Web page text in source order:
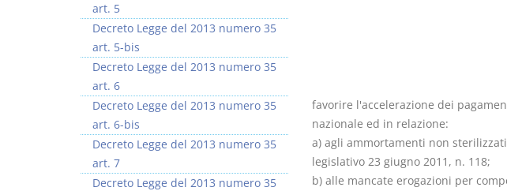
favorire l'accelerazione dei
nazionale ed in relazione:
a) agli ammortamenti non
legislativo 23 giugno 2011, n. 118;
b) alle mancate erogazioni per
art. 5
Decreto Legge del 2013 numero 35
art. 5-bis
Decreto Legge del 2013 numero 35
art. 6
Decreto Legge del 2013 numero 35
art. 6-bis
Decreto Legge del 2013 numero 35
art. 7
Decreto Legge del 2013 numero 35